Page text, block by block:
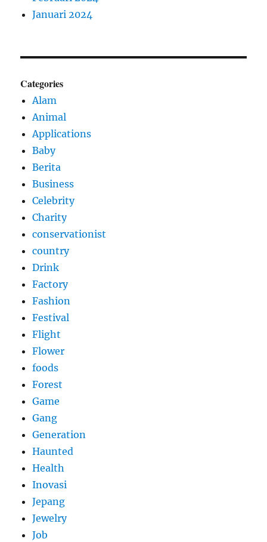
Januari 2024
Categories
Alam
Animal
Applications
Baby
Berita
Business
Celebrity
Charity
conservationist
country
Drink
Factory
Fashion
Festival
Flight
Flower
foods
Forest
Game
Gang
Generation
Haunted
Health
Inovasi
Jepang
Jewelry
Job